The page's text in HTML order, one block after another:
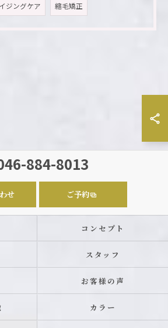
ジングケア 縮毛矯正
884-8013
せ ご予約
コンセプト
スタッフ
お客様の声
カラー